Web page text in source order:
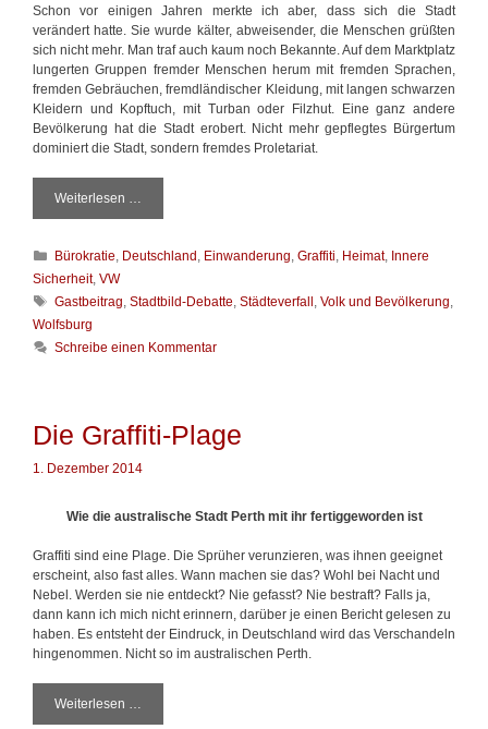
Schon vor einigen Jahren merkte ich aber, dass sich die Stadt
verändert hatte. Sie wurde kälter, abweisender, die Menschen grüßten
sich nicht mehr. Man traf auch kaum noch Bekannte. Auf dem Marktplatz
lungerten Gruppen fremder Menschen herum mit fremden Sprachen,
fremden Gebräuchen, fremdländischer Kleidung, mit langen schwarzen
Kleidern und Kopftuch, mit Turban oder Filzhut. Eine ganz andere
Bevölkerung hat die Stadt erobert. Nicht mehr gepflegtes Bürgertum
dominiert die Stadt, sondern fremdes Proletariat.
Weiterlesen …
a
S
a
b
K
a
t
g
o
n
Bürokratie, Deutschland , Einwanderung,Graffiti, Heimat, Innere
Sicherheit, VW
S
c
h
ö
t
Gastbeitrag,Stadtbild-Debatte,Städteverfall ,Volk und Bevölkerung,
Wolfsburg
Schreibe einen Kommentar
Die Graffiti-Plage
1. Dezember 2014
Wie die australische Stadt Perth mit ihr fertiggeworden ist
Graffiti sind eine Plage. Die Sprüher verunzieren, was ihnen geeignet
erscheint, also fast alles. Wann machen sie das? Wohl bei Nacht und
Nebel. Werden sie nie entdeckt? Nie gefasst? Nie bestraft? Falls ja,
dann kann ich mich nicht erinnern, darüber je einen Bericht gelesen zu
haben. Es entsteht der Eindruck, in Deutschland wird das Verschandeln
hingenommen. Nicht so im australischen Perth.
Weiterlesen …
i